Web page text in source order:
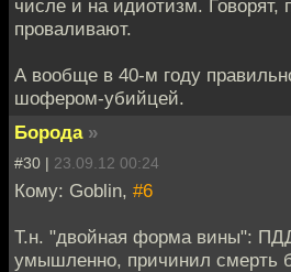
числе и на идиотизм. Говорят,
проваливают.
А вообще в 40-м году
шофером-убийцей.
Борода »
#30 | 23.09.12 00:24
Кому: Goblin, #6
Т.н. "двойная форма вины":
умышленно, причинил смерть